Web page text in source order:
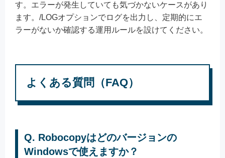
す。エラーが発生していても気づかないケースがあり
ます。/LOGオプションでログを出力し、定期的にエ
ラーがないか確認する運用ルールを設けてください。
よくある質問（FAQ）
Q. Robocopyはどのバージョンの
Windowsで使えますか？